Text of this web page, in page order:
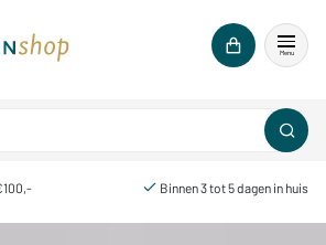
Menu
Binnen 3 tot 5 dagen in huis